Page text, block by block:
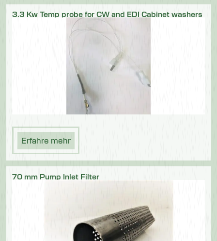
3.3 Kw Temp probe for CW and EDI Cabinet washers
Erfahre mehr
70 mm Pump Inlet Filter